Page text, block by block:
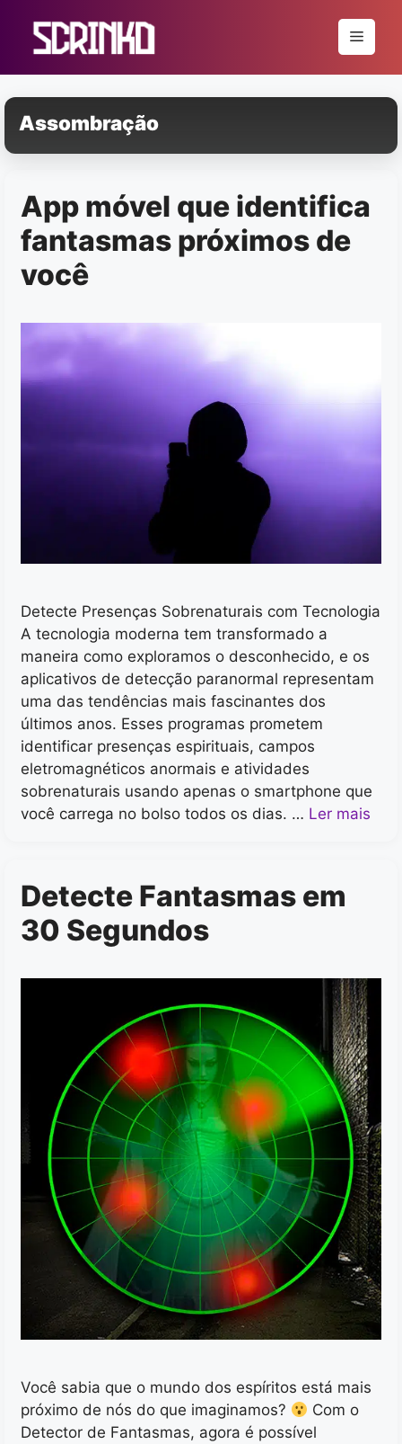
conteúdo
Menu
Assombração
App móvel que identifica
fantasmas próximos de
você
Detecte Presenças Sobrenaturais com Tecnologia
A tecnologia moderna tem transformado a
maneira como exploramos o desconhecido, e os
aplicativos de detecção paranormal representam
uma das tendências mais fascinantes dos
últimos anos. Esses programas prometem
identificar presenças espirituais, campos
eletromagnéticos anormais e atividades
sobrenaturais usando apenas o smartphone que
você carrega no bolso todos os dias. … Ler mais
Detecte Fantasmas em
30 Segundos
Você sabia que o mundo dos espíritos está mais
próximo de nós do que imaginamos?
Com o
Detector de Fantasmas, agora é possível